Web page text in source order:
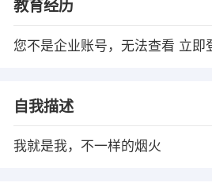
教育经历
您不是企业账号，无法查看 立即
自我描述
我就是我，不一样的烟火